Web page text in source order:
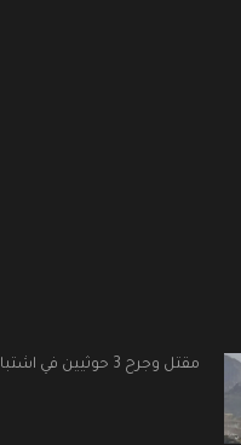
مقتل وجرح 3 حوثيين في اشتباكات غرب تعز